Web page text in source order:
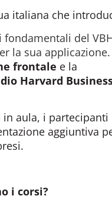
italiana che
del
la sua applicazione.
frontale e la
Harvard
aula, i partecipanti
aggiuntiva
i corsi?